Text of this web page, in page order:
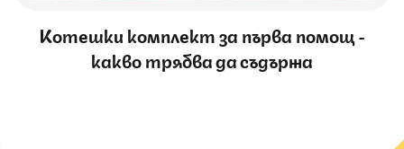
Котешки комплект за първа помощ -
какво трябва да съдържа